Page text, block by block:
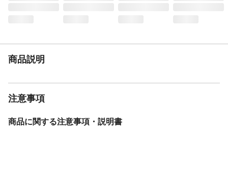
商品説明
注意事項
商品に関する注意事項・説明書